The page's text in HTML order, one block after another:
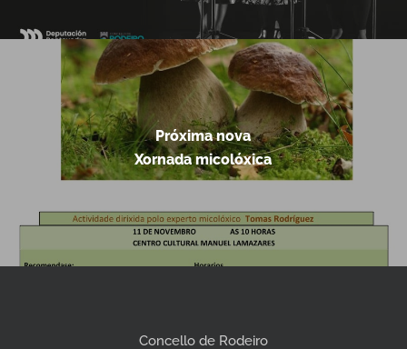
Próxima nova
Xornada micolóxica
Concello de Rodeiro